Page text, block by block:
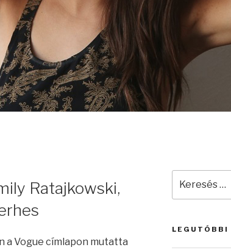
Ratajkowski,
a Vogue címlapon mutatta
következő
LEGUTÓBBI